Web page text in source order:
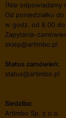
(Nie odpowiadamy
Od poniedziałku do
w godz. od 8.00 do
Zapytania-
sklep@artimbo.pl
Status zamówień:
status@artimbo.pl
Siedziba:
Artimbo Sp. z o.o.